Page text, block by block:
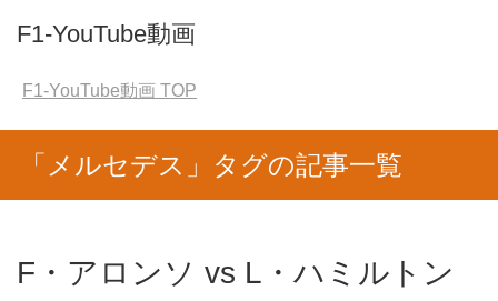
F1-YouTube動画
F1-YouTube動画 TOP
「メルセデス」タグの記事一覧
F・アロンソ vs L・ハミルトン